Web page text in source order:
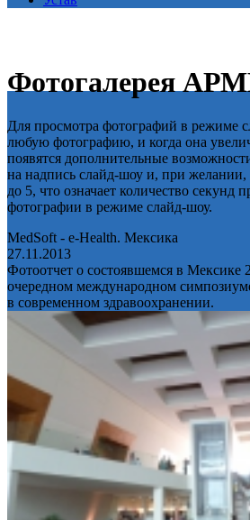
Фотогалерея
Для просмотра фотографий в режиме
любую фотографию, и когда она
появятся дополнительные
на надпись слайд-шоу и, при желании,
до 5, что означает количество секунд
фотографии в режиме слайд-шоу.
MedSoft - e-Health. Мексика
27.11.2013
Фотоотчет о состоявшемся в Мексике
очередном международном
в современном здравоохранении.